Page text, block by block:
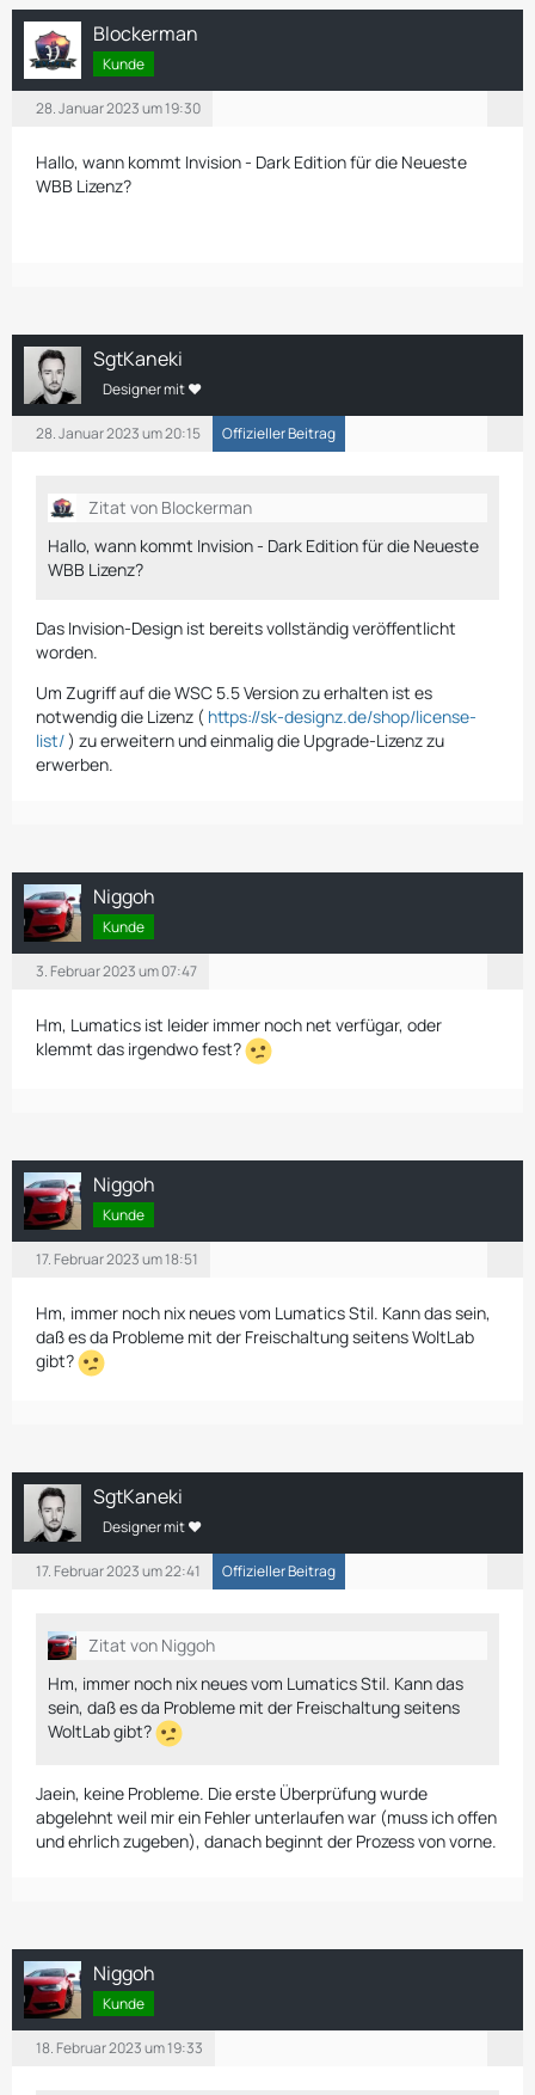
Blockerman
Kunde
28. Januar 2023 um 19:30
Hallo, wann kommt Invision - Dark Edition für die Neueste
WBB Lizenz?
SgtKaneki
Designer mit ❤
28. Januar 2023 um 20:15 Offizieller Beitrag
Zitat von Blockerman
Hallo, wann kommt Invision - Dark Edition für die Neueste
WBB Lizenz?
Das Invision-Design ist bereits vollständig veröffentlicht
worden.
Um Zugriff auf die WSC 5.5 Version zu erhalten ist es
notwendig die Lizenz ( https://sk-designz.de/shop/license-
list/) zu erweitern und einmalig die Upgrade-Lizenz zu
erwerben.
Niggoh
Kunde
3. Februar 2023 um 07:47
Hm, Lumatics ist leider immer noch net verfügar, oder
klemmt das irgendwo fest?
Niggoh
Kunde
17. Februar 2023 um 18:51
Hm, immer noch nix neues vom Lumatics Stil. Kann das sein,
daß es da Probleme mit der Freischaltung seitens WoltLab
gibt?
SgtKaneki
Designer mit ❤
17. Februar 2023 um 22:41 Offizieller Beitrag
Zitat von Niggoh
Hm, immer noch nix neues vom Lumatics Stil. Kann das
sein, daß es da Probleme mit der Freischaltung seitens
WoltLab gibt?
Jaein, keine Probleme. Die erste Überprüfung wurde
abgelehnt weil mir ein Fehler unterlaufen war (muss ich offen
und ehrlich zugeben), danach beginnt der Prozess von vorne.
Niggoh
Kunde
18. Februar 2023 um 19:33